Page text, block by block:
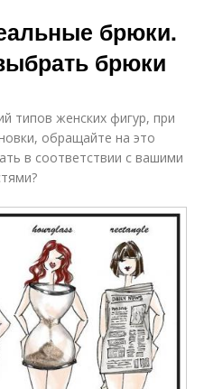
брюки.
брюки
типов женских фигур, при
обращайте на это
в соответствии с вашими